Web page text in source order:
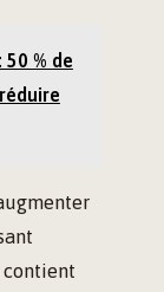
50 % de
contient